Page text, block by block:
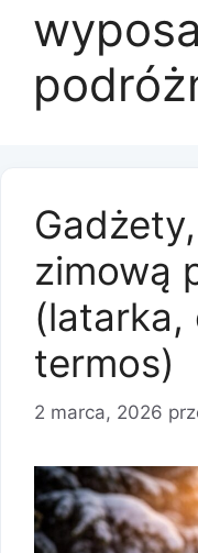
zimową
(latarka,
termos)
2 marca, 2026